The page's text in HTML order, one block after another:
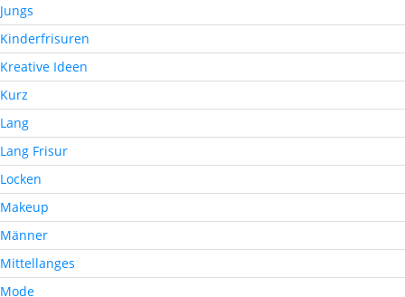
Jungs
Kinderfrisuren
Kreative Ideen
Kurz
Lang
Lang Frisur
Locken
Makeup
Männer
Mittellanges
Mode